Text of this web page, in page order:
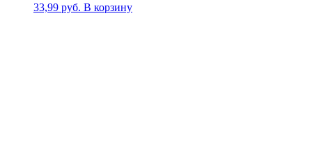
33,99 руб. В корзину